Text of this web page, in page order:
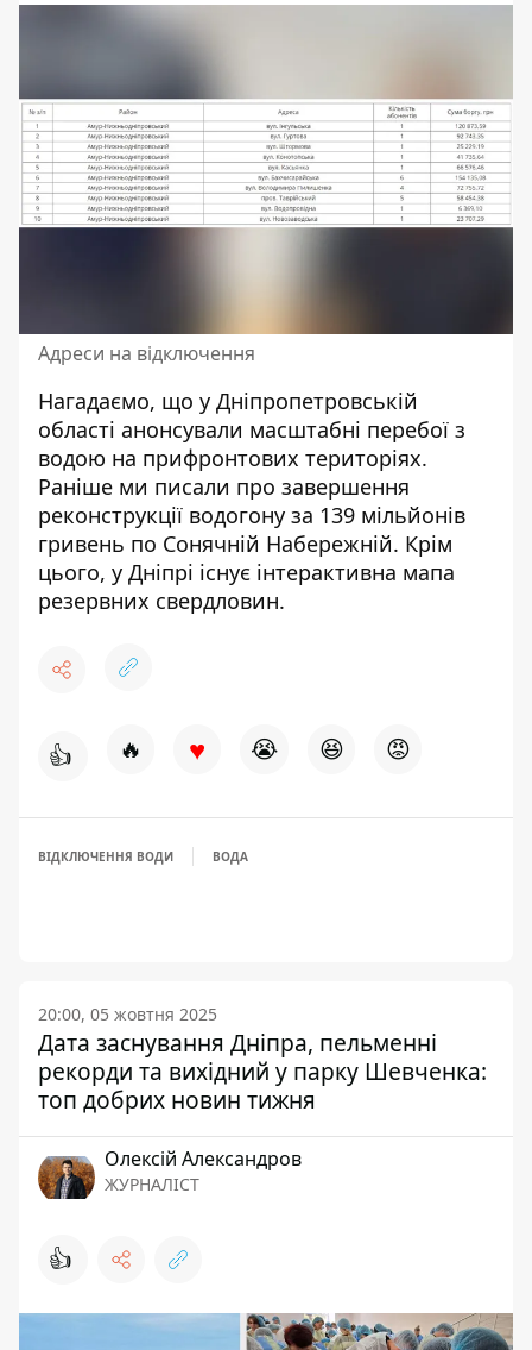
Адреси на відключення
Нагадаємо, що у Дніпропетровській
області анонсували масштабні перебої з
водою на прифронтових територіях.
Раніше ми писали про завершення
реконструкції водогону за 139 мільйонів
гривень по Сонячній Набережній. Крім
цього, у Дніпрі існує інтерактивна мапа
резервних свердловин.
👍 🔥 ♥ 😭 😆 😡
ВІДКЛЮЧЕННЯ ВОДИ ВОДА
20:00, 05 жовтня 2025
Дата заснування Дніпра, пельменні
рекорди та вихідний у парку Шевченка:
топ добрих новин тижня
Олексій Александров
ЖУРНАЛІСТ
👍